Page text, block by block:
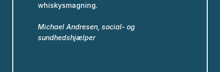
whiskysmagning.
Michael Andresen, social- og
sundhedshjælper